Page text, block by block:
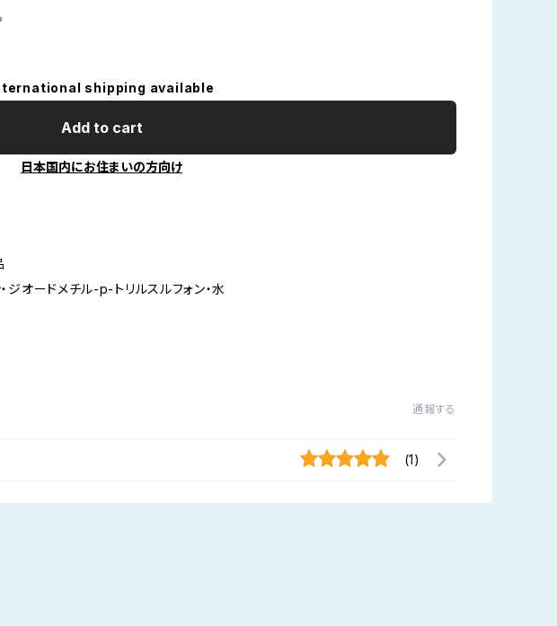
shipping available
Add to cart
日本国内にお住まいの方向け
ジオードメチル-p-トリルスルフォン・水
通報する
(1)